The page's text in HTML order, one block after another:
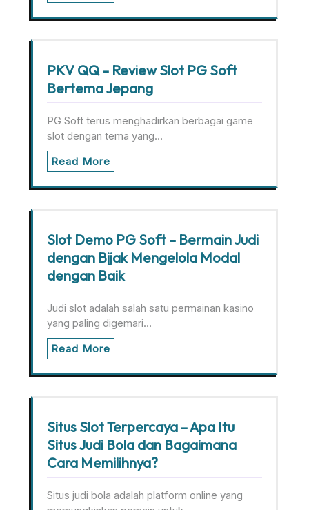
PKV QQ – Review Slot PG Soft
Bertema Jepang
PG Soft terus menghadirkan berbagai game
slot dengan tema yang…
Read More
Slot Demo PG Soft – Bermain Judi
dengan Bijak Mengelola Modal
dengan Baik
Judi slot adalah salah satu permainan kasino
yang paling digemari…
Read More
Situs Slot Terpercaya – Apa Itu
Situs Judi Bola dan Bagaimana
Cara Memilihnya?
Situs judi bola adalah platform online yang